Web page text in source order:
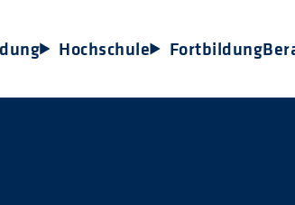
Hochschule Fortbildung